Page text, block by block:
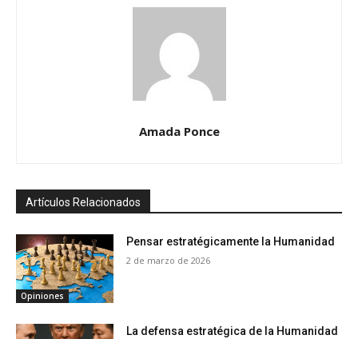
Amada Ponce
Artículos Relacionados
Opiniones
Pensar estratégicamente la Humanidad
2 de marzo de 2026
La defensa estratégica de la Humanidad